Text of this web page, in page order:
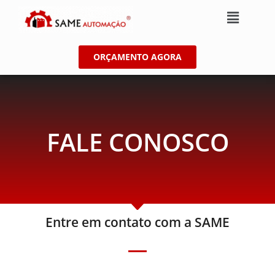
ORÇAMENTO AGORA
FALE CONOSCO
Entre em contato com a SAME